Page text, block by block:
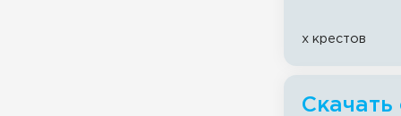
x крестов